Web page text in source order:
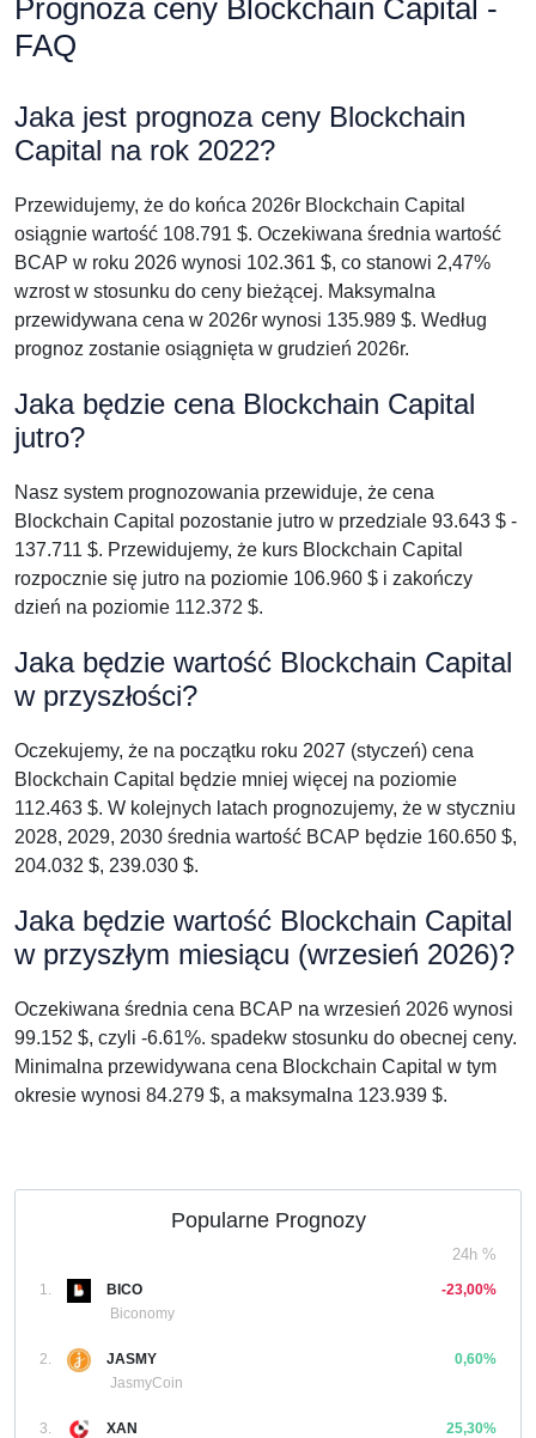
Prognoza ceny Blockchain Capital -
FAQ
Jaka jest prognoza ceny Blockchain
Capital na rok 2022?
Przewidujemy, że do końca 2026r Blockchain Capital
osiągnie wartość 108.791 $. Oczekiwana średnia wartość
BCAP w roku 2026 wynosi 102.361 $, co stanowi 2,47%
wzrost w stosunku do ceny bieżącej. Maksymalna
przewidywana cena w 2026r wynosi 135.989 $. Według
prognoz zostanie osiągnięta w grudzień 2026r.
Jaka będzie cena Blockchain Capital
jutro?
Nasz system prognozowania przewiduje, że cena
Blockchain Capital pozostanie jutro w przedziale 93.643 $ -
137.711 $. Przewidujemy, że kurs Blockchain Capital
rozpocznie się jutro na poziomie 106.960 $ i zakończy
dzień na poziomie 112.372 $.
Jaka będzie wartość Blockchain Capital
w przyszłości?
Oczekujemy, że na początku roku 2027 (styczeń) cena
Blockchain Capital będzie mniej więcej na poziomie
112.463 $. W kolejnych latach prognozujemy, że w styczniu
2028, 2029, 2030 średnia wartość BCAP będzie 160.650 $,
204.032 $, 239.030 $.
Jaka będzie wartość Blockchain Capital
w przyszłym miesiącu (wrzesień 2026)?
Oczekiwana średnia cena BCAP na wrzesień 2026 wynosi
99.152 $, czyli -6.61%. spadekw stosunku do obecnej ceny.
Minimalna przewidywana cena Blockchain Capital w tym
okresie wynosi 84.279 $, a maksymalna 123.939 $.
Popularne Prognozy
24h %
1.
BICO
Biconomy
-23,00%
2.
JASMY
JasmyCoin
0,60%
3.
XAN
25,30%